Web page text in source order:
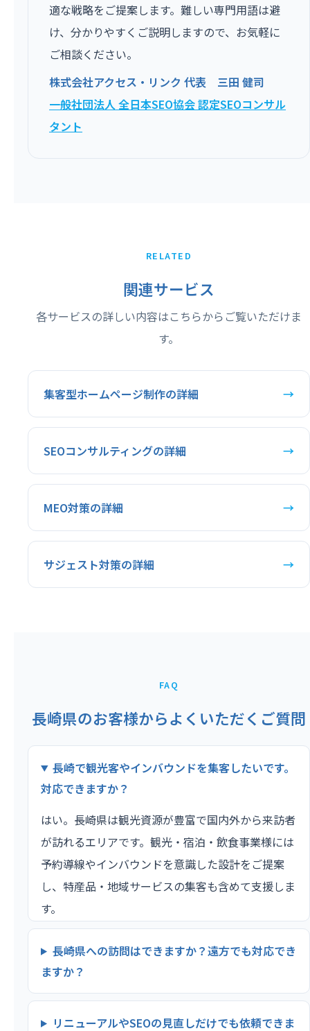
適な戦略をご提案します。難しい専門用語は避
け、分かりやすくご説明しますので、お気軽に
ご相談ください。
株式会社アクセス・リンク 代表 三田 健司
一般社団法人 全日本SEO協会 認定SEOコンサル
タント
RELATED
関連サービス
各サービスの詳しい内容はこちらからご覧いただけま
す。
集客型ホームページ制作の詳細 →
SEOコンサルティングの詳細 →
MEO対策の詳細 →
サジェスト対策の詳細 →
FAQ
長崎県のお客様からよくいただくご質問
長崎で観光客やインバウンドを集客したいです。
対応できますか？
はい。長崎県は観光資源が豊富で国内外から来訪者
が訪れるエリアです。観光・宿泊・飲食事業様には
予約導線やインバウンドを意識した設計をご提案
し、特産品・地域サービスの集客も含めて支援しま
す。
長崎県への訪問はできますか？遠方でも対応でき
ますか？
リニューアルやSEOの見直しだけでも依頼できま